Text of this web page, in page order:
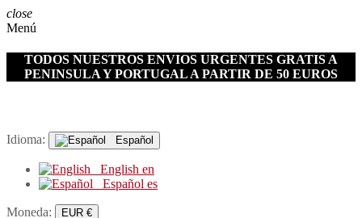
close
Menú
TODOS NUESTROS ENVIOS URGENTES GRATIS A
PENINSULA Y PORTUGAL A PARTIR DE 50 EUROS
Idioma: Español
English en
Español es
Moneda: EUR €